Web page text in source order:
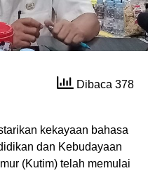
Dibaca 378
kekayaan bahasa
dan Kebudayaan
(Kutim) telah memulai